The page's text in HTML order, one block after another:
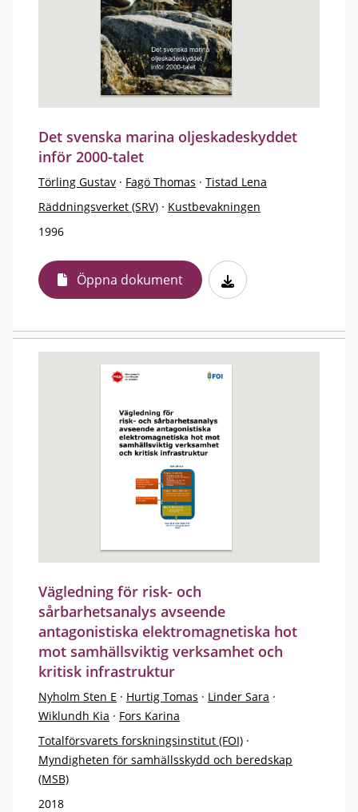
Det svenska marina oljeskadeskyddet
inför 2000-talet
Törling Gustav · Fagö Thomas · Tistad Lena
Räddningsverket (SRV) · Kustbevakningen
1996
Öppna dokument
Vägledning för risk- och
sårbarhetsanalys avseende
antagonistiska elektromagnetiska hot
mot samhällsviktig verksamhet och
kritisk infrastruktur
Nyholm Sten E · Hurtig Tomas · Linder Sara ·
Wiklundh Kia · Fors Karina
Totalförsvarets forskningsinstitut (FOI) ·
Myndigheten för samhällsskydd och beredskap
(MSB)
2018